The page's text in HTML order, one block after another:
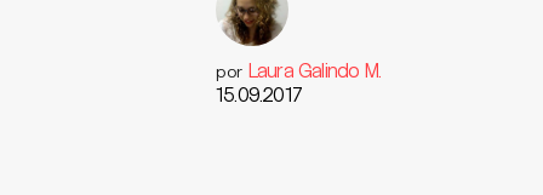
por Laura Galindo M.
15.09.2017